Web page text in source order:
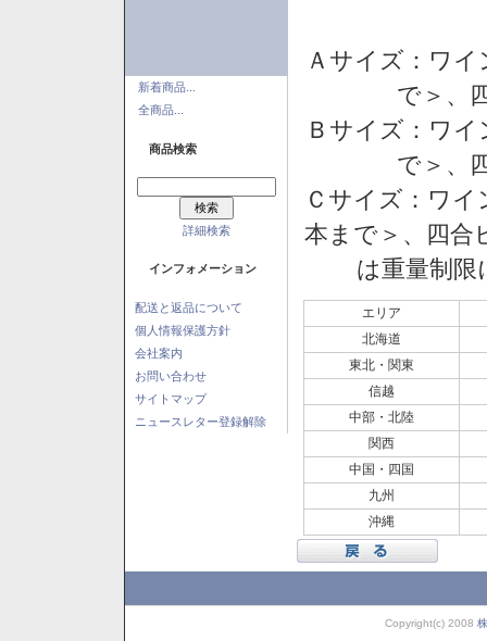
新着商品...
全商品...
商品検索
詳細検索
インフォメーション
配送と返品について
個人情報保護方針
会社案内
お問い合わせ
サイトマップ
ニュースレター登録解除
Ａサイズ：ワ
で＞、
Ｂサイズ：ワ
で＞、
Ｃサイズ：ワイ
本まで＞、四
は重量制
エリア
北海道
東北・関東
信越
中部・北陸
関西
中国・四国
九州
沖縄
Copyright(c) 2008